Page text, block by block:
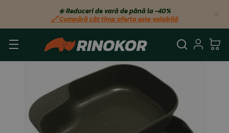
☀️ Reduceri de vară de până la −40%
🔗 Cumpără cât timp oferta este valabilă
Căutare